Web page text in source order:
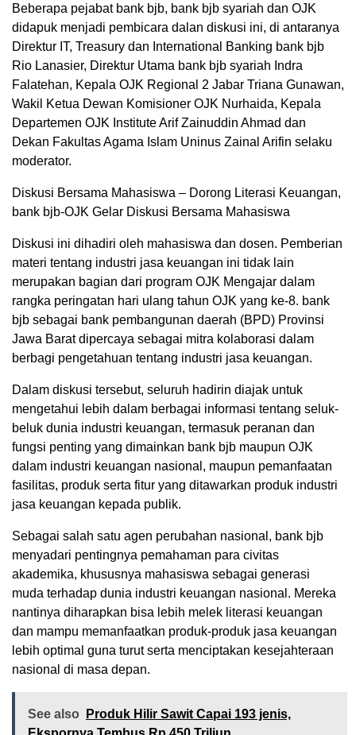
Beberapa pejabat bank bjb, bank bjb syariah dan OJK
didapuk menjadi pembicara dalan diskusi ini, di antaranya
Direktur IT, Treasury dan International Banking bank bjb
Rio Lanasier, Direktur Utama bank bjb syariah Indra
Falatehan, Kepala OJK Regional 2 Jabar Triana Gunawan,
Wakil Ketua Dewan Komisioner OJK Nurhaida, Kepala
Departemen OJK Institute Arif Zainuddin Ahmad dan
Dekan Fakultas Agama Islam Uninus Zainal Arifin selaku
moderator.
Diskusi Bersama Mahasiswa – Dorong Literasi Keuangan,
bank bjb-OJK Gelar Diskusi Bersama Mahasiswa
Diskusi ini dihadiri oleh mahasiswa dan dosen. Pemberian
materi tentang industri jasa keuangan ini tidak lain
merupakan bagian dari program OJK Mengajar dalam
rangka peringatan hari ulang tahun OJK yang ke-8. bank
bjb sebagai bank pembangunan daerah (BPD) Provinsi
Jawa Barat dipercaya sebagai mitra kolaborasi dalam
berbagi pengetahuan tentang industri jasa keuangan.
Dalam diskusi tersebut, seluruh hadirin diajak untuk
mengetahui lebih dalam berbagai informasi tentang seluk-
beluk dunia industri keuangan, termasuk peranan dan
fungsi penting yang dimainkan bank bjb maupun OJK
dalam industri keuangan nasional, maupun pemanfaatan
fasilitas, produk serta fitur yang ditawarkan produk industri
jasa keuangan kepada publik.
Sebagai salah satu agen perubahan nasional, bank bjb
menyadari pentingnya pemahaman para civitas
akademika, khususnya mahasiswa sebagai generasi
muda terhadap dunia industri keuangan nasional. Mereka
nantinya diharapkan bisa lebih melek literasi keuangan
dan mampu memanfaatkan produk-produk jasa keuangan
lebih optimal guna turut serta menciptakan kesejahteraan
nasional di masa depan.
See also
Produk Hilir Sawit Capai 193 jenis,